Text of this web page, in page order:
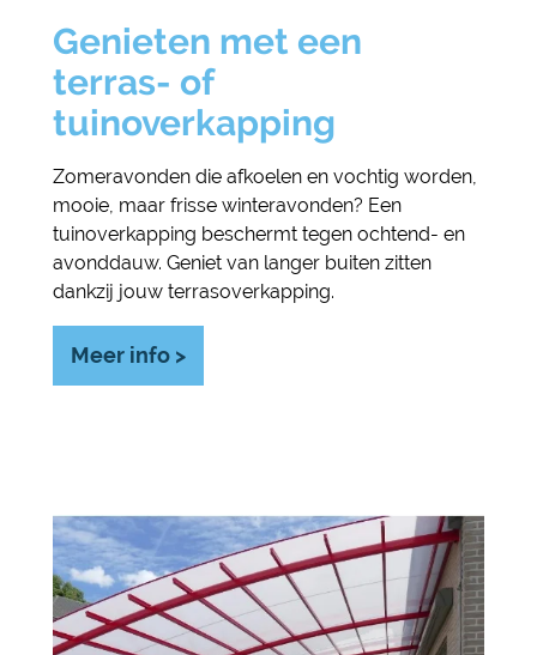
Genieten met een
terras- of
tuinoverkapping
Zomeravonden die afkoelen en vochtig worden,
mooie, maar frisse winteravonden? Een
tuinoverkapping beschermt tegen ochtend- en
avonddauw. Geniet van langer buiten zitten
dankzij jouw terrasoverkapping.
Meer info >